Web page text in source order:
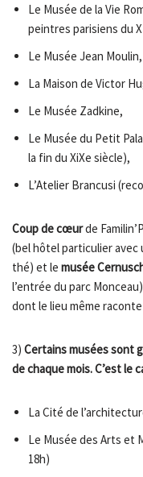
Le Musée de la Vie
peintres parisiens du
Le Musée Jean Moulin,
La Maison de Victor
Le Musée Zadkine,
Le Musée du Petit
la fin du XiXe siècle),
L’Atelier Brancusi
Coup de cœurde
(bel hôtel particulier
thé) et le musée
l’entrée du parc
dont le lieu même
3) Certains musées sont
de chaque mois. C’est le
La Cité de
Le Musée des Arts et
18h)